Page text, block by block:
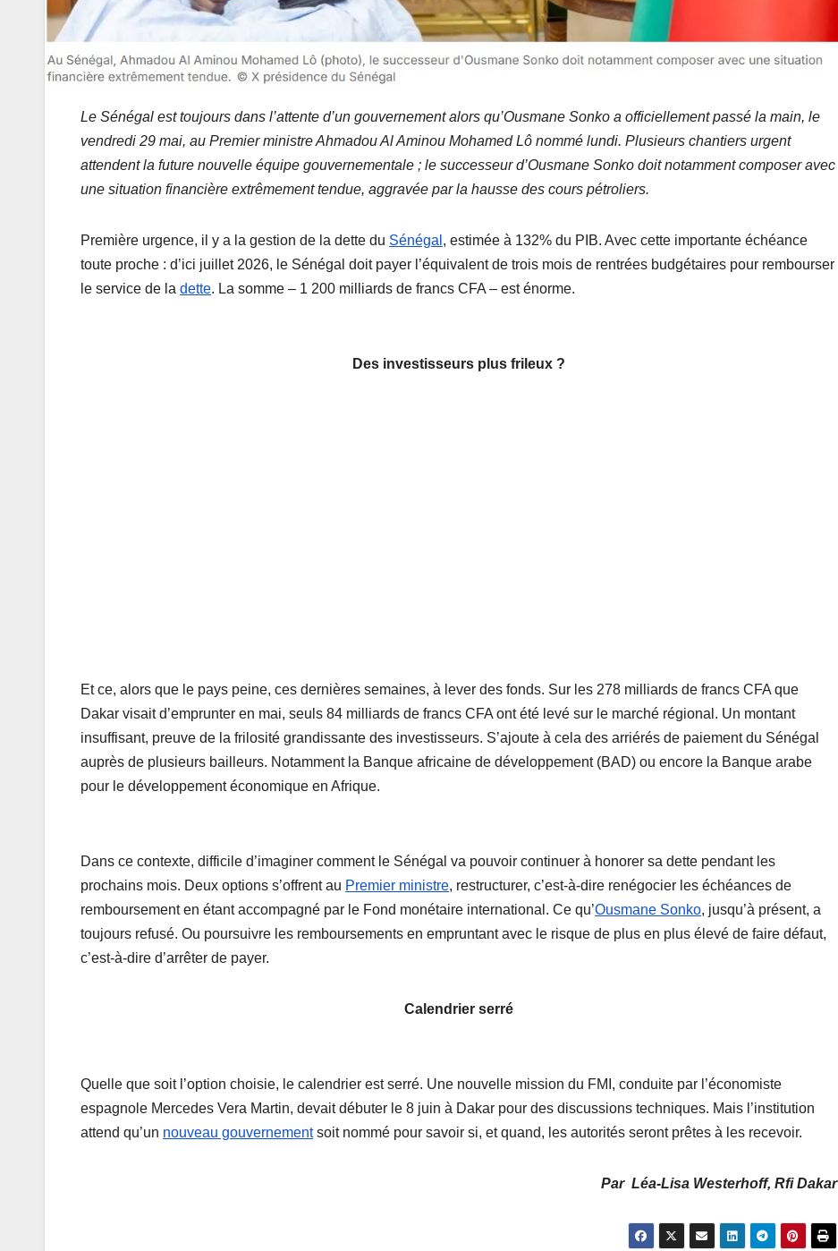
Le Sénégal est toujours dans l’attente d’un gouvernement alors qu’Ousmane Sonko a officiellement passé la main, le
vendredi 29 mai, au Premier ministre Ahmadou Al Aminou Mohamed Lô nommé lundi. Plusieurs chantiers urgent
attendent la future nouvelle équipe gouvernementale ; le successeur d’Ousmane Sonko doit notamment composer avec
une situation financière extrêmement tendue, aggravée par la hausse des cours pétroliers.
Première urgence, il y a la gestion de la dette du Sénégal , estimée à 132% du PIB. Avec cette importante échéance
toute proche : d’ici juillet 2026, le Sénégal doit payer l’équivalent de trois mois de rentrées budgétaires pour rembourser
le service de la dette. La somme – 1 200 milliards de francs CFA – est énorme.
Des investisseurs plus frileux ?
Et ce, alors que le pays peine, ces dernières semaines, à lever des fonds. Sur les 278 milliards de francs CFA que
Dakar visait d’emprunter en mai, seuls 84 milliards de francs CFA ont été levé sur le marché régional. Un montant
insuffisant, preuve de la frilosité grandissante des investisseurs. S’ajoute à cela des arriérés de paiement du Sénégal
auprès de plusieurs bailleurs. Notamment la Banque africaine de développement (BAD) ou encore la Banque arabe
pour le développement économique en Afrique.
Dans ce contexte, difficile d’imaginer comment le Sénégal va pouvoir continuer à honorer sa dette pendant les
prochains mois. Deux options s’offrent au Premier ministre, restructurer, c’est-à-dire renégocier les échéances de
remboursement en étant accompagné par le Fond monétaire international. Ce qu’Ousmane Sonko, jusqu’à présent, a
toujours refusé. Ou poursuivre les remboursements en empruntant avec le risque de plus en plus élevé de faire défaut,
c’est-à-dire d’arrêter de payer.
Calendrier serré
Quelle que soit l’option choisie, le calendrier est serré. Une nouvelle mission du FMI, conduite par l’économiste
espagnole Mercedes Vera Martin, devait débuter le 8 juin à Dakar pour des discussions techniques. Mais l’institution
attend qu’un nouveau gouvernementsoit nommé pour savoir si, et quand, les autorités seront prêtes à les recevoir.
Par Léa-Lisa Westerhoff, Rfi Dakar